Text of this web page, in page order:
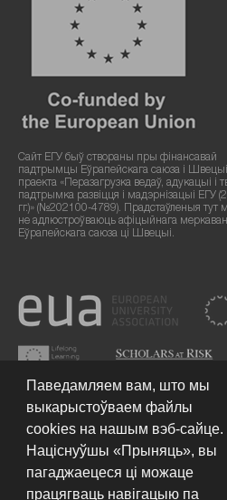
Сайт ЕГУ быў створаны пры фінансавай
падтрымцы Еўрапейскага саюза і
праекта «Перазагрузка ведаў, адукацыі і
падтрымка развіцця і мадэрнізацыі ЕГУ
гг.)» (№202100-4789). Прадстаўленыя тут
не адлюстроўваюць афіцыйнага
Еўрапейскага саюза ці Швецыі.
Умовы выкарыстання сайта © 2026
Паведамляем вам, што мы
выкарыстоўваем файлы
cookies на нашым вэб-сайце.
Націснуўшы «Прыняць», вы
пагаджаецеся ці можаце
працягваць навігацыю па